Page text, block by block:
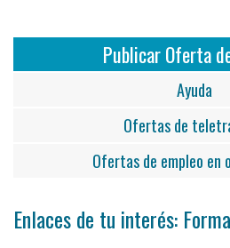
Publicar Oferta
Ayuda
Ofertas de
Ofertas de empleo en
Enlaces de tu interés: